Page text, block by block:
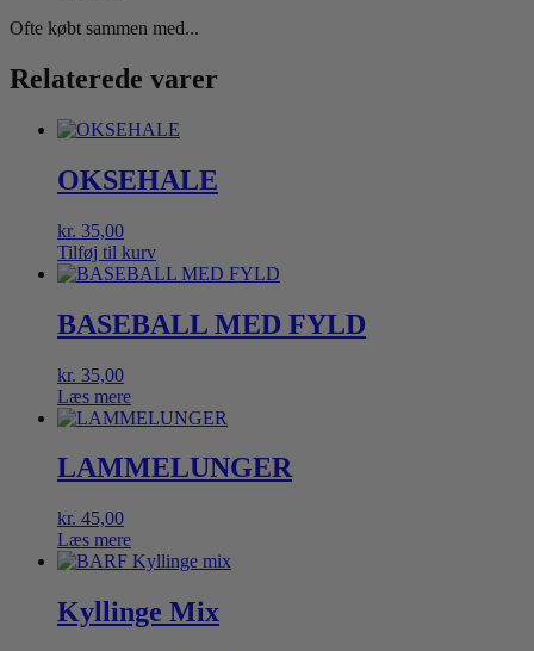
Ofte købt sammen med...
Relaterede varer
OKSEHALE
kr. 35,00
Tilføj til kurv
BASEBALL MED FYLD
kr. 35,00
Læs mere
LAMMELUNGER
kr. 45,00
Læs mere
Kyllinge Mix